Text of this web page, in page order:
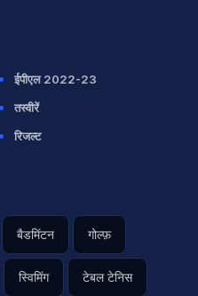
ईपीएल 2022-23
तस्वीरें
रिजल्ट
बैडमिंटन गोल्फ़
स्विमिंग टेबल टेनिस